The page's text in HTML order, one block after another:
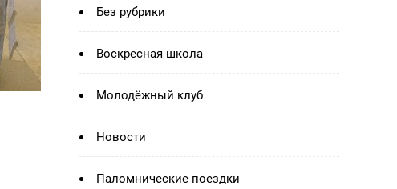
Без рубрики
Воскресная школа
Молодёжный клуб
Новости
Паломнические поездки